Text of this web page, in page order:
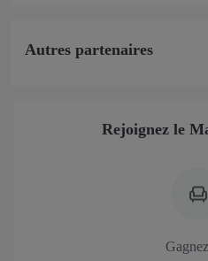
Autres partenaires
Rejoignez le